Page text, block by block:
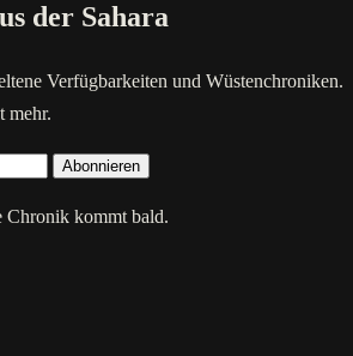
der Sahara
Verfügbarkeiten und Wüstenchroniken.
mehr.
Abonnieren
Chronik kommt bald.